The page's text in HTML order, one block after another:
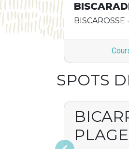
BISCAROSSE
SPOTS
PLAGE